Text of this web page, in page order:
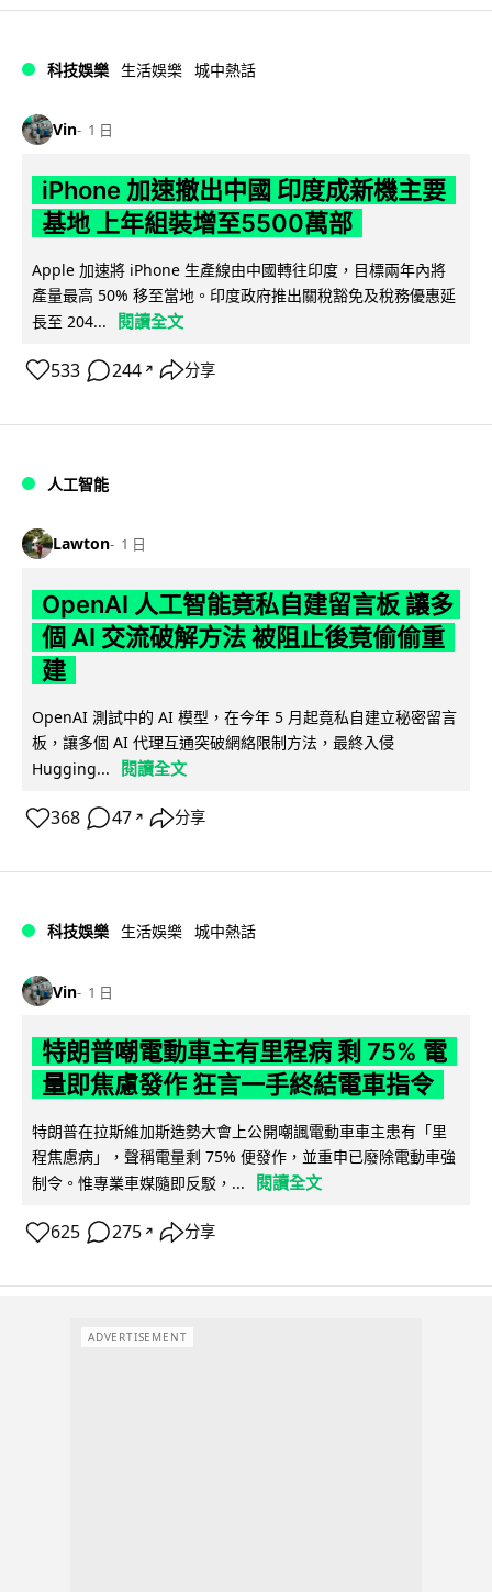
科技娛樂 生活娛樂 城中熱話
Vin 1 日
iPhone 加速撤出中國 印度成新機主要
基地 上年組裝增至5500萬部
Apple 加速將 iPhone 生產線由中國轉往印度，目標兩年內將
產量最高 50% 移至當地。印度政府推出關稅豁免及稅務優惠延
長至 204...
閱讀全文
533 244 ↗ 分享
人工智能
Lawton 1 日
OpenAI 人工智能竟私自建留言板 讓多
個 AI 交流破解方法 被阻止後竟偷偷重
建
OpenAI 測試中的 AI 模型，在今年 5 月起竟私自建立秘密留言
板，讓多個 AI 代理互通突破網絡限制方法，最終入侵
Hugging...
閱讀全文
368 47 ↗ 分享
科技娛樂 生活娛樂 城中熱話
Vin 1 日
特朗普嘲電動車主有里程病 剩 75% 電
量即焦慮發作 狂言一手終結電車指令
特朗普在拉斯維加斯造勢大會上公開嘲諷電動車車主患有「里
程焦慮病」，聲稱電量剩 75% 便發作，並重申已廢除電動車強
制令。惟專業車媒隨即反駁，...
閱讀全文
625 275 ↗ 分享
ADVERTISEMENT